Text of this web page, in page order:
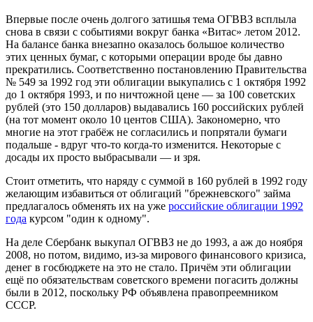
Впервые после очень долгого затишья тема ОГВВЗ всплыла
снова в связи с событиями вокруг банка «Витас» летом 2012.
На балансе банка внезапно оказалось большое количество
этих ценных бумаг, с которыми операции вроде бы давно
прекратились. Соответственно постановлению Правительства
№ 549 за 1992 год эти облигации выкупались с 1 октября 1992
до 1 октября 1993, и по ничтожной цене — за 100 советских
рублей (это 150 долларов) выдавались 160 российских рублей
(на тот момент около 10 центов США). Закономерно, что
многие на этот грабёж не согласились и попрятали бумаги
подальше - вдруг что-то когда-то изменится. Некоторые с
досады их просто выбрасывали — и зря.
Стоит отметить, что наряду с суммой в 160 рублей в 1992 году
желающим избавиться от облигаций "брежневского" займа
предлагалось обменять их на уже российские облигации 1992
года курсом "один к одному".
На деле Сбербанк выкупал ОГВВЗ не до 1993, а аж до ноября
2008, но потом, видимо, из-за мирового финансового кризиса,
денег в госбюджете на это не стало. Причём эти облигации
ещё по обязательствам советского времени погасить должны
были в 2012, поскольку РФ объявлена правопреемником
СССР.